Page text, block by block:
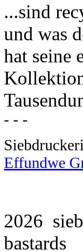
...sind
und was
hat seine
- - -
Effundwe
2026
bastards